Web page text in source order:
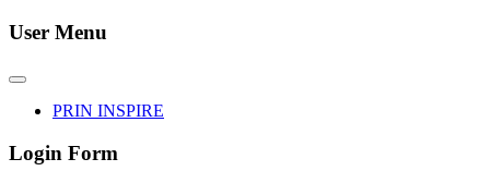
User Menu
PRIN INSPIRE
Login Form